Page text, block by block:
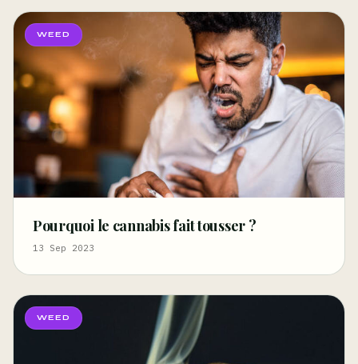
WEED
Pourquoi le cannabis fait tousser ?
13 Sep 2023
WEED